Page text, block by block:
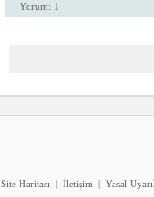
Yorum: 1
Site Haritası | İletişim | Yasal